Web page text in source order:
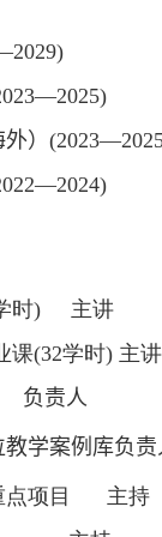
—2025)
外） (2023—
—2024)
时) 主讲
课(32学时) 主讲
负责人
学案例库负责
点项目 主持